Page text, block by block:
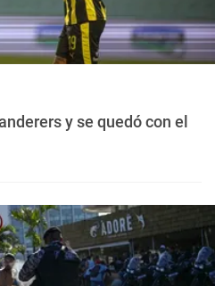
y se quedó con el